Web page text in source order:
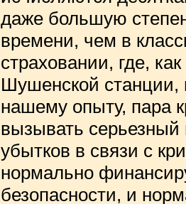
даже большую
времени, чем в
страховании, где,
Шушенской станции,
нашему опыту, пара
вызывать серьезный
убытков в связи с
нормально
безопасности, и